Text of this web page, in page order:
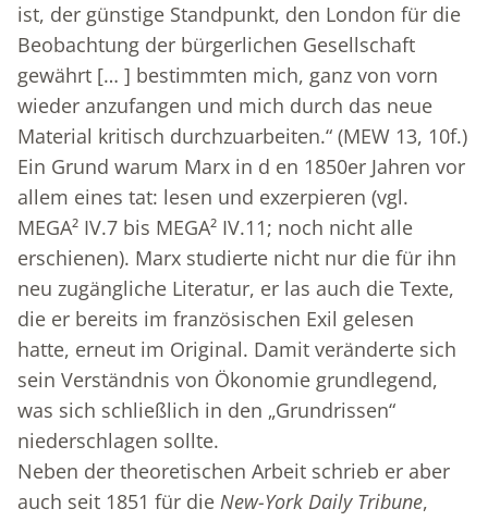
ist, der günstige Standpunkt, den London für die
Beobachtung der bürgerlichen Gesellschaft
gewährt [… ] bestimmten mich, ganz von vorn
wieder anzufangen und mich durch das neue
Material kritisch durchzuarbeiten.“ (MEW 13, 10f.)
Ein Grund warum Marx in d en 1850er Jahren vor
allem eines tat: lesen und exzerpieren (vgl.
MEGA² IV.7 bis MEGA² IV.11; noch nicht alle
erschienen). Marx studierte nicht nur die für ihn
neu zugängliche Literatur, er las auch die Texte,
die er bereits im französischen Exil gelesen
hatte, erneut im Original. Damit veränderte sich
sein Verständnis von Ökonomie grundlegend,
was sich schließlich in den „Grundrissen“
niederschlagen sollte.
Neben der theoretischen Arbeit schrieb er aber
auch seit 1851 für die New-York Daily Tribune,